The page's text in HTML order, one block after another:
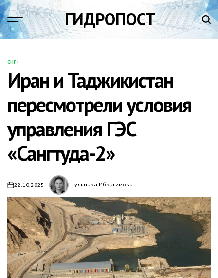
Перейти
к
содержимому
ГИДРОПОСТ
ОПУБЛИКОВАНО
В
СНГ+
Иран и Таджикистан
пересмотрели условия
управления ГЭС
«Сангтуда-2»
22.10.2025 Гульнара Ибрагимова